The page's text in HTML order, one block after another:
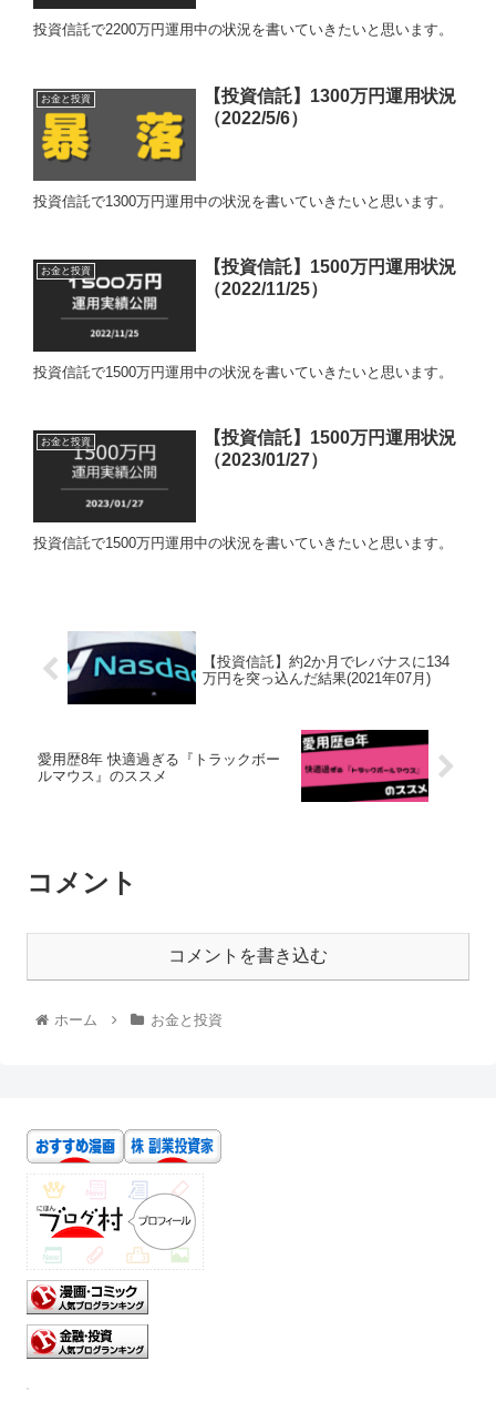
投資信託で2200万円運用中の状況を書いていきたいと思います。
お金と投資
【投資信託】1300万円運用状況
（2022/5/6）
投資信託で1300万円運用中の状況を書いていきたいと思います。
お金と投資
【投資信託】1500万円運用状況
（2022/11/25）
投資信託で1500万円運用中の状況を書いていきたいと思います。
お金と投資
【投資信託】1500万円運用状況
（2023/01/27）
投資信託で1500万円運用中の状況を書いていきたいと思います。
【投資信託】約2か月でレバナスに134
万円を突っ込んだ結果(2021年07月)
愛用歴8年 快適過ぎる『トラックボー
ルマウス』のススメ
コメント
コメントを書き込む
ホーム お金と投資